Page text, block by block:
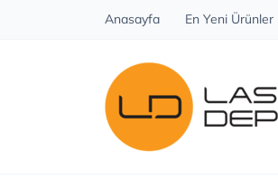
Anasayfa En Yeni Ürünler